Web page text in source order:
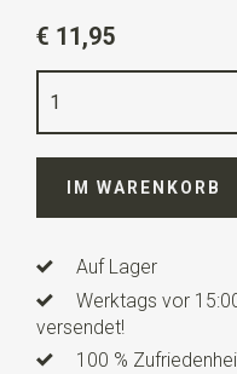
Farbe
Größe
€ 11,95
IM WARENKORB
Auf Lager
Werktags vor
versendet!
100 %